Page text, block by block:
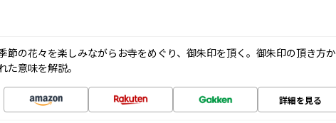
節の花々を楽しみながらお寺をめぐり、御朱印を頂く。御朱印の頂き方か
た意味を解説。
詳細を見る